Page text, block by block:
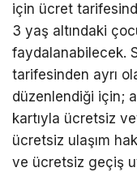
için ücret
3 yaş altındaki
faydalanabilecek.
tarifesinden ayrı
düzenlendiği için;
kartıyla ücretsiz
ücretsiz ulaşım
ve ücretsiz geçiş